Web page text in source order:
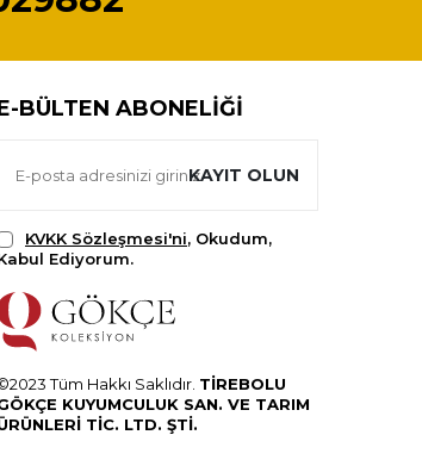
BÜLTEN ABONELIĞI
KAYIT OLUN
KVKK Sözleşmesi'ni, Okudum,
Ediyorum.
Tüm Hakkı Saklıdır. TİREBOLU
KUYUMCULUK SAN. VE TARIM
TİC. LTD. ŞTİ.